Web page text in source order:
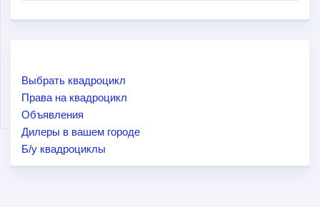
Выбрать квадроцикл
Права на квадроцикл
Объявления
Дилеры в вашем городе
Б/у квадроциклы